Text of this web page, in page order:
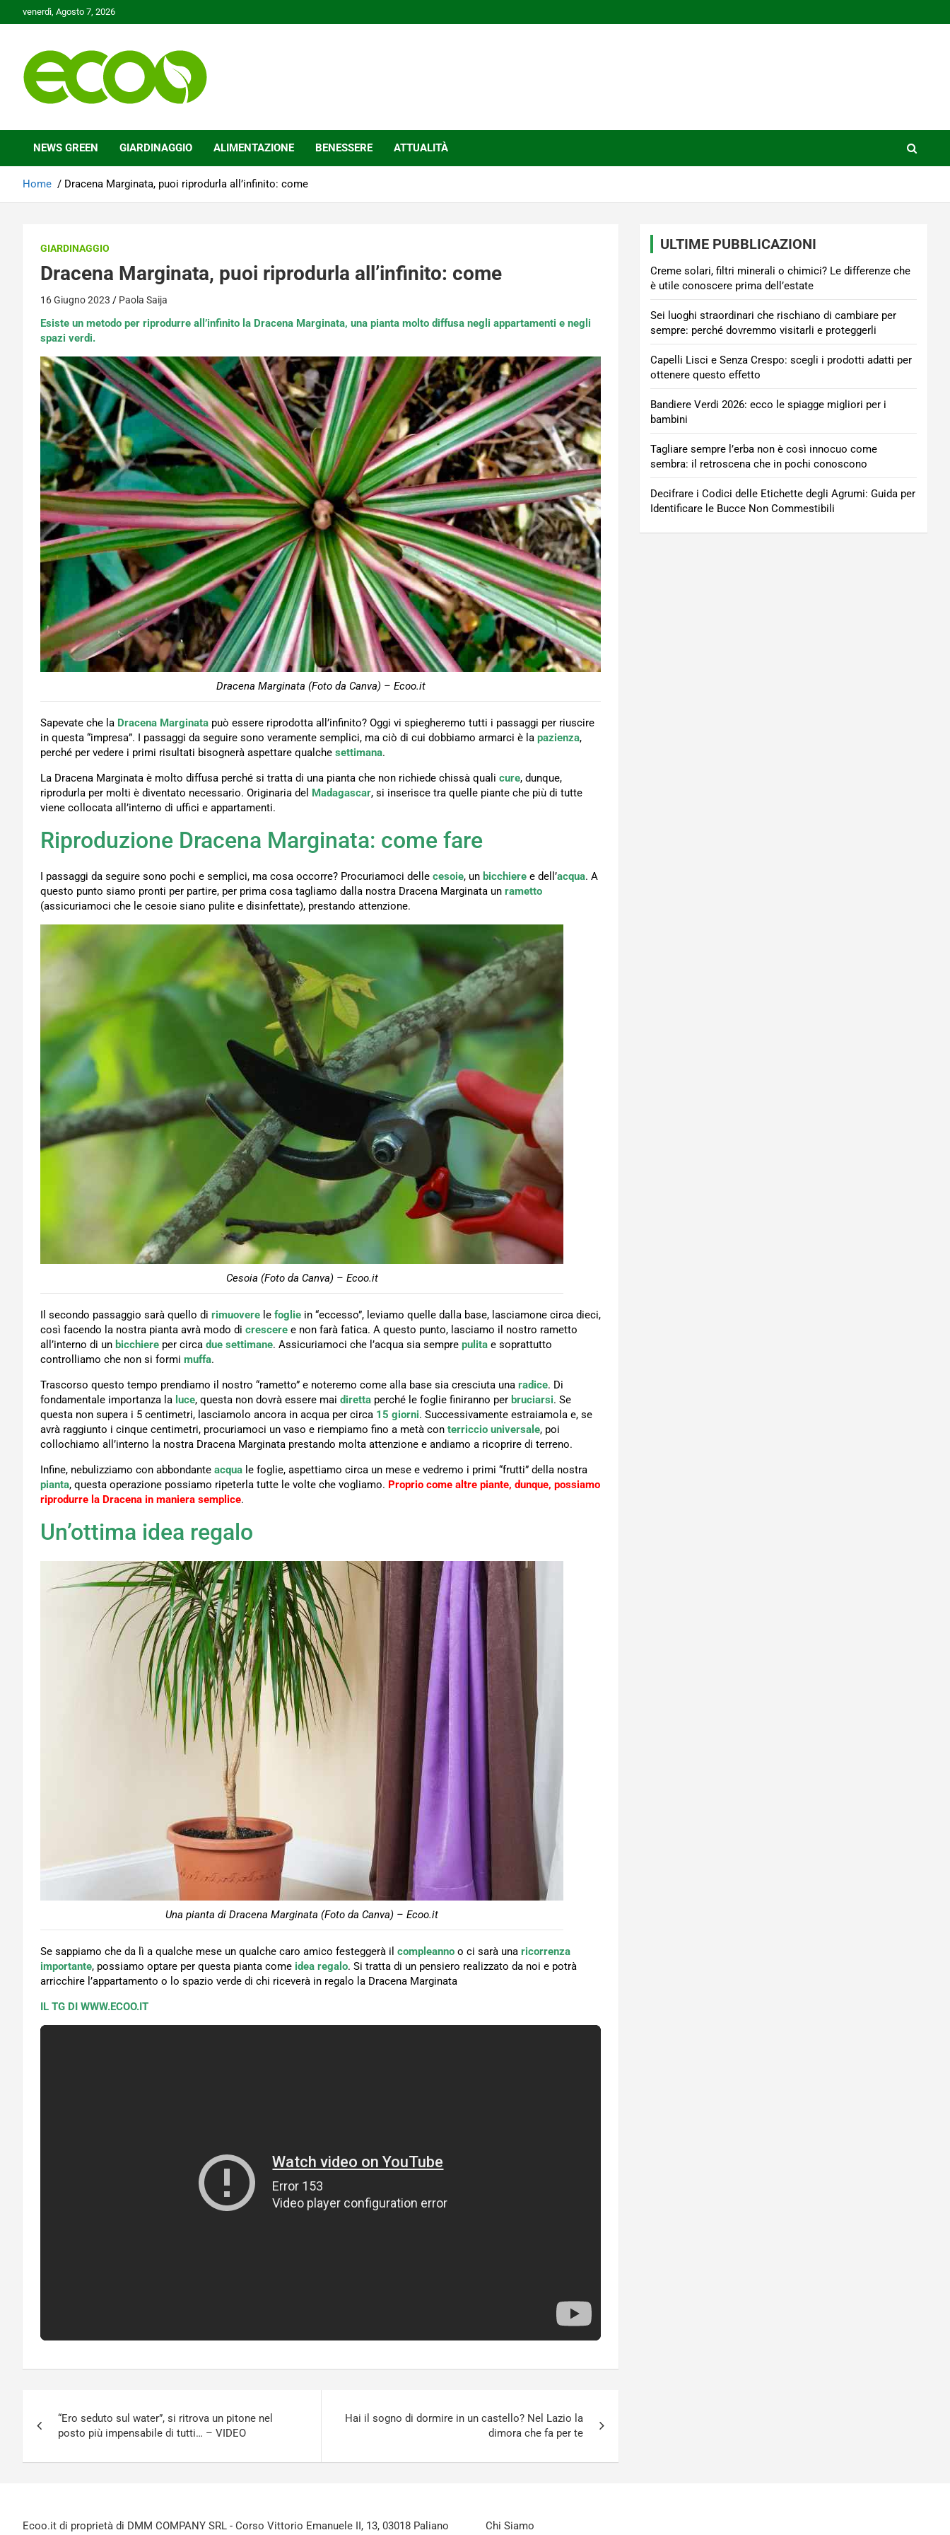
to
venerdì, Agosto 7, 2026
Ecoo.it
NEWS GREEN GIARDINAGGIO ALIMENTAZIONE BENESSERE ATTUALITÀ
Home Dracena Marginata, puoi riprodurla all’infinito: come
GIARDINAGGIO
Dracena Marginata, puoi riprodurla all’infinito: come
16 Giugno 2023 Paola Saija
Esiste un metodo per riprodurre all’infinito la Dracena Marginata, una pianta molto diffusa negli appartamenti e negli
spazi verdi.
Dracena Marginata (Foto da Canva) – Ecoo.it
Sapevate che la Dracena Marginata può essere riprodotta all’infinito? Oggi vi spiegheremo tutti i passaggi per riuscire
in questa “impresa”. I passaggi da seguire sono veramente semplici, ma ciò di cui dobbiamo armarci è la pazienza,
perché per vedere i primi risultati bisognerà aspettare qualche settimana.
La Dracena Marginata è molto diffusa perché si tratta di una pianta che non richiede chissà quali cure, dunque,
riprodurla per molti è diventato necessario. Originaria del Madagascar, si inserisce tra quelle piante che più di tutte
viene collocata all’interno di uffici e appartamenti.
Riproduzione Dracena Marginata: come fare
I passaggi da seguire sono pochi e semplici, ma cosa occorre? Procuriamoci delle cesoie, un bicchiere e dell’acqua. A
questo punto siamo pronti per partire, per prima cosa tagliamo dalla nostra Dracena Marginata un rametto
(assicuriamoci che le cesoie siano pulite e disinfettate), prestando attenzione.
Cesoia (Foto da Canva) – Ecoo.it
Il secondo passaggio sarà quello di rimuovere le foglie in “eccesso”, leviamo quelle dalla base, lasciamone circa dieci,
così facendo la nostra pianta avrà modo di crescere e non farà fatica. A questo punto, lasciamo il nostro rametto
all’interno di un bicchiere per circa due settimane. Assicuriamoci che l’acqua sia sempre pulita e soprattutto
controlliamo che non si formi muffa.
Trascorso questo tempo prendiamo il nostro “rametto” e noteremo come alla base sia cresciuta una radice. Di
fondamentale importanza la luce, questa non dovrà essere mai diretta perché le foglie finiranno per bruciarsi. Se
questa non supera i 5 centimetri, lasciamolo ancora in acqua per circa 15 giorni. Successivamente estraiamola e, se
avrà raggiunto i cinque centimetri, procuriamoci un vaso e riempiamo fino a metà con terriccio universale, poi
collochiamo all’interno la nostra Dracena Marginata prestando molta attenzione e andiamo a ricoprire di terreno.
Infine, nebulizziamo con abbondante acqua le foglie, aspettiamo circa un mese e vedremo i primi “frutti” della nostra
pianta, questa operazione possiamo ripeterla tutte le volte che vogliamo. Proprio come altre piante, dunque, possiamo
riprodurre la Dracena in maniera semplice.
Un’ottima idea regalo
Una pianta di Dracena Marginata (Foto da Canva) – Ecoo.it
Se sappiamo che da lì a qualche mese un qualche caro amico festeggerà il compleanno o ci sarà una ricorrenza
importante, possiamo optare per questa pianta come idea regalo. Si tratta di un pensiero realizzato da noi e potrà
arricchire l’appartamento o lo spazio verde di chi riceverà in regalo la Dracena Marginata
IL TG DI WWW.ECOO.IT
articoli
“Ero seduto sul water”, si ritrova un pitone nel
posto più impensabile di tutti… – VIDEO
Hai il sogno di dormire in un castello? Nel Lazio la
dimora che fa per te
ULTIME PUBBLICAZIONI
Creme solari, filtri minerali o chimici? Le differenze che
è utile conoscere prima dell’estate
Sei luoghi straordinari che rischiano di cambiare per
sempre: perché dovremmo visitarli e proteggerli
Capelli Lisci e Senza Crespo: scegli i prodotti adatti per
ottenere questo effetto
Bandiere Verdi 2026: ecco le spiagge migliori per i
bambini
Tagliare sempre l’erba non è così innocuo come
sembra: il retroscena che in pochi conoscono
Decifrare i Codici delle Etichette degli Agrumi: Guida per
Identificare le Bucce Non Commestibili
Ecoo.it di proprietà di DMM COMPANY SRL - Corso Vittorio Emanuele II, 13, 03018 Paliano
Chi Siamo